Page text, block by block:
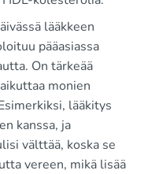
lääkkeen
pääasiassa
On tärkeää
monien
lääkitys
kanssa, ja
välttää, koska se
vereen, mikä lisää